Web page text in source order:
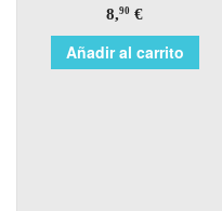
8,90 €
Añadir al carrito